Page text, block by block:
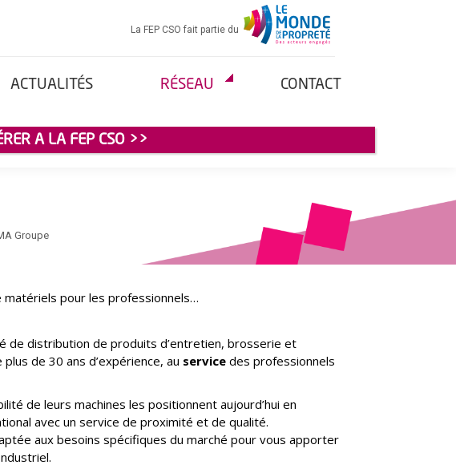
La FEP CSO fait partie du
ACTUALITÉS RÉSEAU CONTACT
A LA FEP CSO >>
Groupe
matériels pour les professionnels…
de distribution de produits d’entretien, brosserie et
de 30 ans d’expérience, au servicedes professionnels
de leurs machines les positionnent aujourd’hui en
avec un service de proximité et de qualité.
aux besoins spécifiques du marché pour vous apporter